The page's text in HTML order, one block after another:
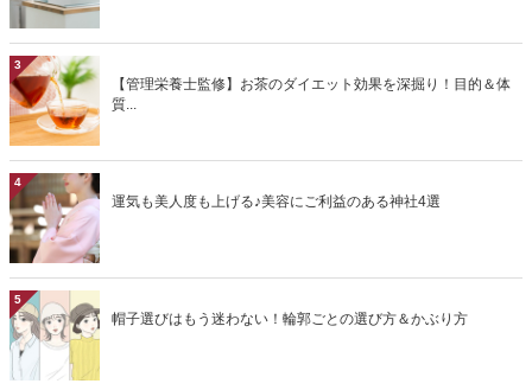
3
【管理栄養士監修】お茶のダイエット効果を深掘り！目的＆体
質...
4
運気も美人度も上げる♪美容にご利益のある神社4選
5
帽子選びはもう迷わない！輪郭ごとの選び方＆かぶり方